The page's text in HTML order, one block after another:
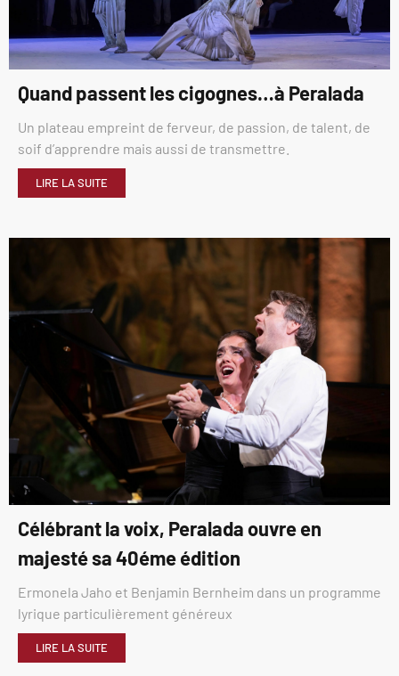
Quand passent les cigognes…à Peralada
Un plateau empreint de ferveur, de passion, de talent, de
soif d’apprendre mais aussi de transmettre.
LIRE LA SUITE
Célébrant la voix, Peralada ouvre en
majesté sa 40éme édition
Ermonela Jaho et Benjamin Bernheim dans un programme
lyrique particulièrement généreux
LIRE LA SUITE